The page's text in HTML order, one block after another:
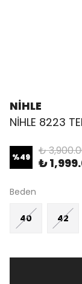
NİHLE
NİHLE 8223
%49 ₺
₺
Beden
40 42